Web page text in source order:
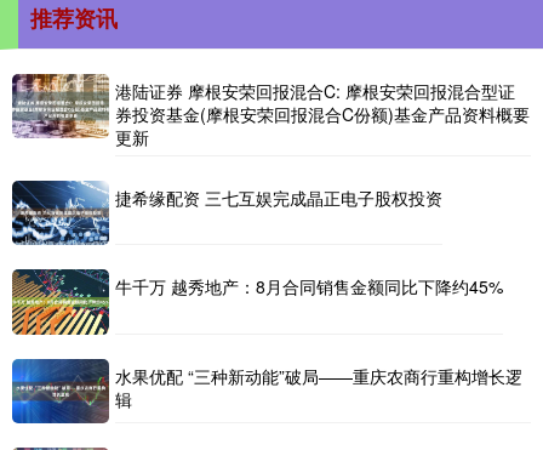
推荐资讯
港陆证券 摩根安荣回报混合C: 摩根安荣回报混合型证
券投资基金(摩根安荣回报混合C份额)基金产品资料概要
更新
捷希缘配资 三七互娱完成晶正电子股权投资
牛千万 越秀地产：8月合同销售金额同比下降约45%
水果优配 “三种新动能”破局——重庆农商行重构增长逻
辑